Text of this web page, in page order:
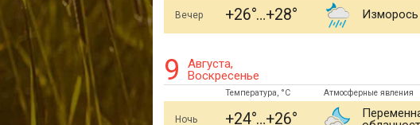
Вечер +26 +28 Изморось
9
Августа,
Воскресенье
Температура, °C Атмосферные явления
Ночь +24 +26